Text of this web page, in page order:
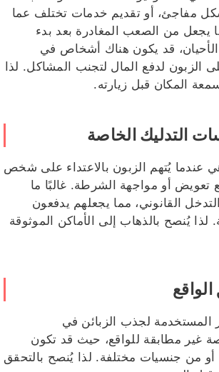
مفاجئ، أو تقديم خدمات تختلف عما
يجعل من الصعب المغادرة بعد بدء
قد يكون هناك أشخاص في
الزبون لدفع المال لتجنب المشاكل. لذا
المكان قبل زيارته.
التدليك الخاصة
عندما يُتهم الزبون بالاعتداء على شخص
تعويض أو مواجهة الشرطة. غالبًا ما
القانوني، مما يجعلهم يدفعون
لذا يُنصح بالذهاب إلى الأماكن الموثوقة
المستخدمة لجذب الزبائن في
غير مطابقة للواقع، حيث قد تكون
أو من جنسيات مختلفة. لذا يُنصح بالتحقق